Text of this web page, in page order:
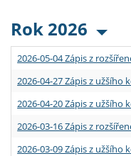
Rok 2026
2026-05-04 Zápis z
2026-04-27 Zápis z užšího
2026-04-20 Zápis z užšího
2026-03-16 Zápis z
2026-03-09 Zápis z užšího